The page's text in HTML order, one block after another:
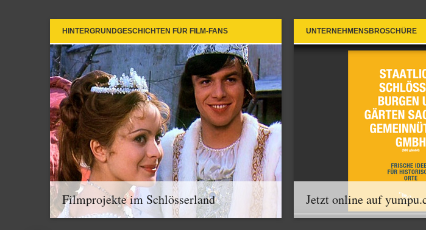
HINTERGRUNDGESCHICHTEN FÜR FILM-FANS
Filmprojekte im Schlösserland
UNTERNEHMENSBROSCHÜRE
Jetzt online auf